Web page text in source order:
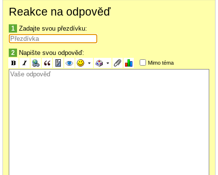
Reakce na odpověď
1 Zadajte svou přezdívku:
2 Napište svou odpověď:
Mimo téma